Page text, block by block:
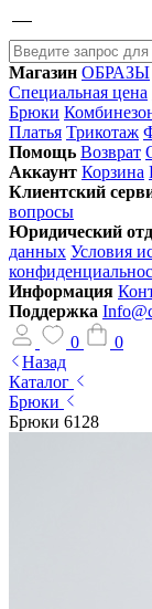
Магазин ОБРАЗЫ
Специальная цена
Брюки
Платья Трикотаж
Помощь Возврат
Аккаунт Корзина
Клиентский
вопросы
Юридический
данных Условия
Информация
Поддержка
0
0
Назад
Каталог
Брюки
Брюки 6128